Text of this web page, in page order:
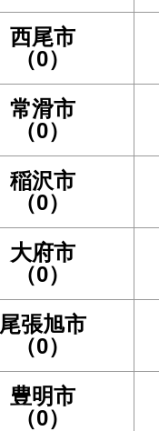
西尾市
（0）
常滑市
（0）
稲沢市
（0）
大府市
（0）
尾張旭市
（0）
豊明市
（0）